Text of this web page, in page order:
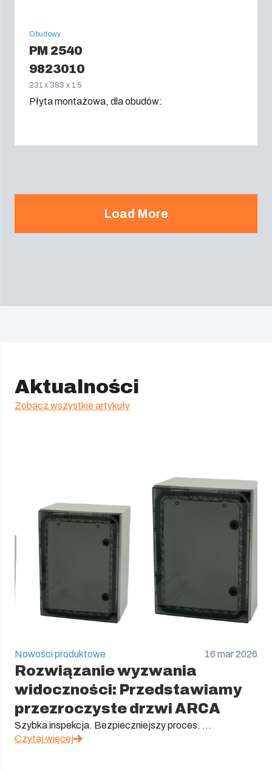
Obudowy
PM 2540
9823010
231 x 383 x 1.5
Płyta montażowa, dla obudów:
Load More
Aktualności
Zobacz wszystkie artykuły
Nowości produktowe 16 mar 2026
Rozwiązanie wyzwania
widoczności: Przedstawiamy
przezroczyste drzwi ARCA
Szybka inspekcja. Bezpieczniejszy proces. ...
Czytaj więcej